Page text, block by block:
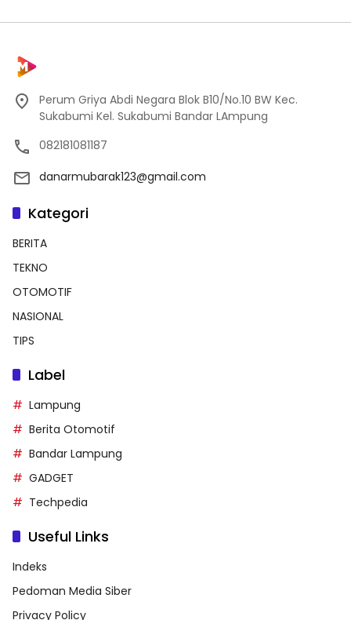
Perum Griya Abdi Negara Blok B10/No.10 BW Kec.
Sukabumi Kel. Sukabumi Bandar LAmpung
082181081187
danarmubarak123@gmail.com
Kategori
BERITA
TEKNO
OTOMOTIF
NASIONAL
TIPS
Label
Lampung
Berita Otomotif
Bandar Lampung
GADGET
Techpedia
Useful Links
Indeks
Pedoman Media Siber
Privacy Policy